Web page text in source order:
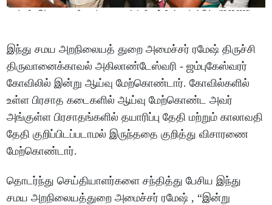
இந்து சமய அறநிலையத் துறை அமைச்சர் ரமேஷ் திருச்சி
திருவானைக்காவல் அகிலாண்டேஸ்வரி - ஜம்புகேஸ்வரர்
கோவிலில் இன்று ஆய்வு மேற்கொண்டார். கோவில்களில்
உள்ள பிரசாத கடைகளில் ஆய்வு மேற்கொண்ட அவர்
அங்குள்ள பிரசாதங்களில் தயாரிப்பு தேதி மற்றும் காலாவதி
தேதி குறிப்பிடப்படாமல் இருந்ததை குறித்து விசாரணை
மேற்கொண்டார்.
தொடர்ந்து செய்தியாளர்களை சந்தித்து பேசிய இந்து
சமய அறநிலையத்துறை அமைச்சர் ரமேஷ் , “இன்று